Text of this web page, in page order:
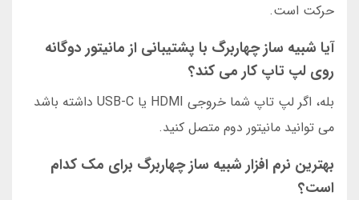
حرکت است.
آیا شبیه ساز چهاربرگ با پشتیبانی از مانیتور دوگانه
روی لپ تاپ کار می کند؟
بله، اگر لپ تاپ شما خروجی HDMI یا USB-C داشته باشد
می توانید مانیتور دوم متصل کنید.
بهترین نرم افزار شبیه ساز چهاربرگ برای مک کدام
است؟